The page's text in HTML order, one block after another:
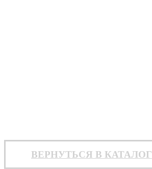
ВЕРНУТЬСЯ В КАТАЛОГ